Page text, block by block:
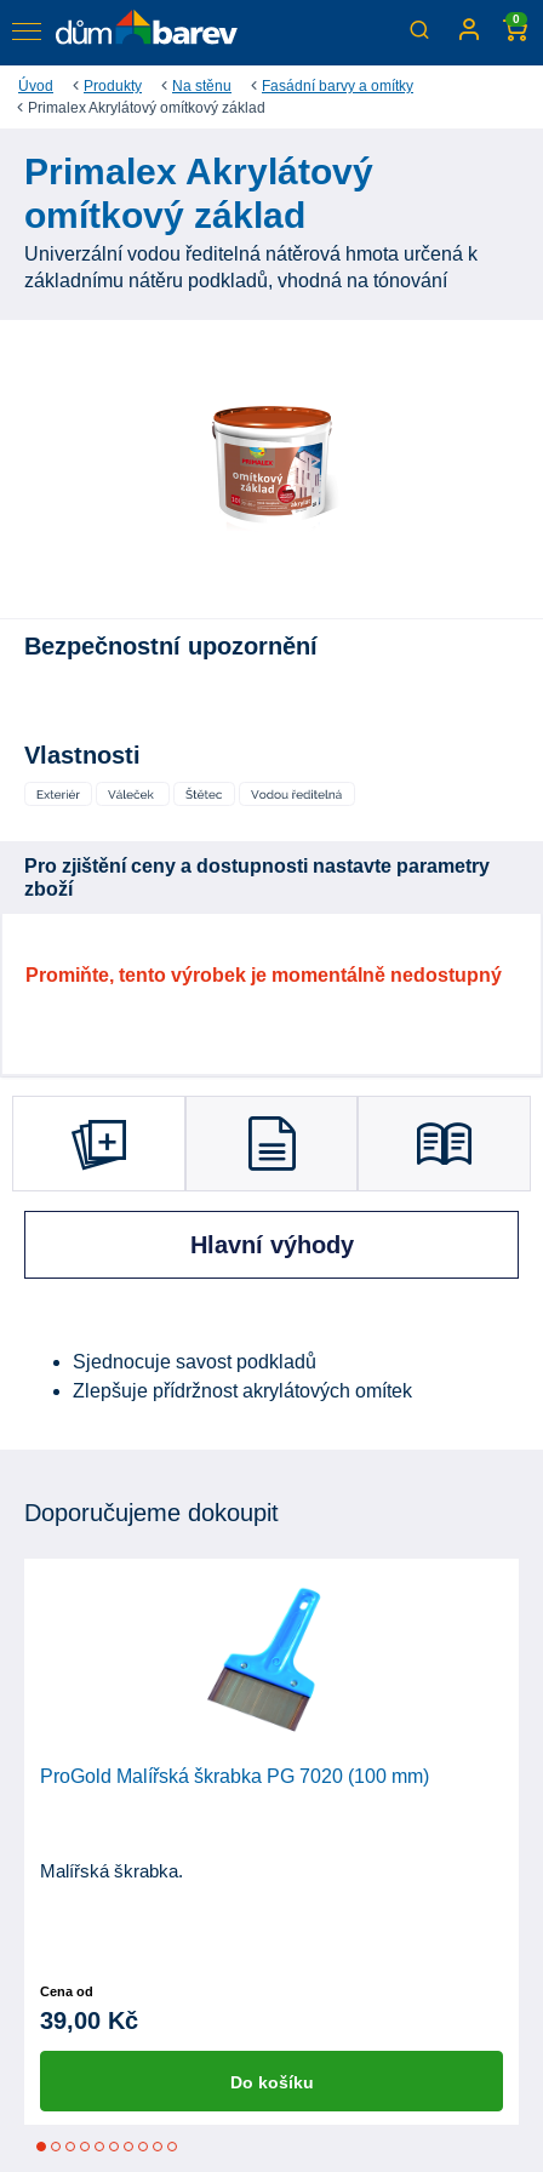
0
Úvod Produkty Na stěnu
Fasádní barvy a omítky
Primalex Akrylátový omítkový základ
Primalex Akrylátový
omítkový základ
Univerzální vodou ředitelná nátěrová hmota určená k
základnímu nátěru podkladů, vhodná na tónování
Bezpečnostní upozornění
Vlastnosti
Pro zjištění ceny a dostupnosti nastavte parametry
zboží
Promiňte, tento výrobek je momentálně nedostupný
Hlavní výhody
Sjednocuje savost podkladů
Zlepšuje přídržnost akrylátových omítek
Doporučujeme dokoupit
ProGold Malířská škrabka PG 7020 (100 mm)
Malířská škrabka.
Cena od
39,00 Kč
Do košíku
1 2 3 4 5 6 7 8 9